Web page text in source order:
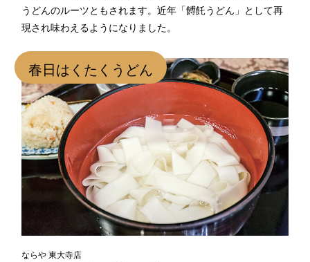
うどんのルーツともされます。近年「餺飥うどん」として再
現され味わえるようになりました。
春日はくたくうどん
ならや 東大寺店